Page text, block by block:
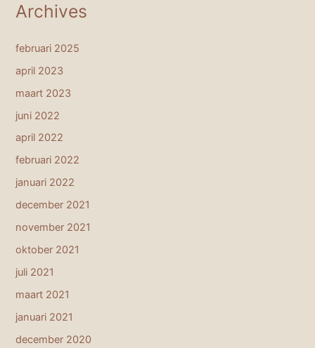
Archives
februari 2025
april 2023
maart 2023
juni 2022
april 2022
februari 2022
januari 2022
december 2021
november 2021
oktober 2021
juli 2021
maart 2021
januari 2021
december 2020